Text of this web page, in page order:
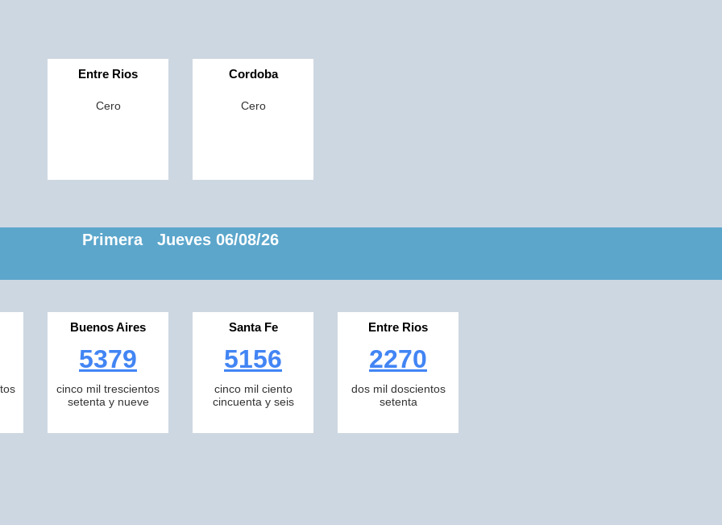
Entre Rios
Cero
Cordoba
Cero
Primera Jueves 06/08/26
Buenos Aires
5379
cinco mil trescientos
setenta y nueve
Santa Fe
5156
cinco mil ciento
cincuenta y seis
Entre Rios
2270
dos mil doscientos
setenta